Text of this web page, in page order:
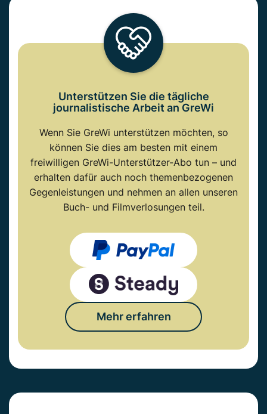
Unterstützen Sie die tägliche
journalistische Arbeit an GreWi
Wenn Sie GreWi unterstützen möchten, so
können Sie dies am besten mit einem
freiwilligen GreWi-Unterstützer-Abo tun – und
erhalten dafür auch noch themenbezogenen
Gegenleistungen und nehmen an allen unseren
Buch- und Filmverlosungen teil.
Mehr erfahren